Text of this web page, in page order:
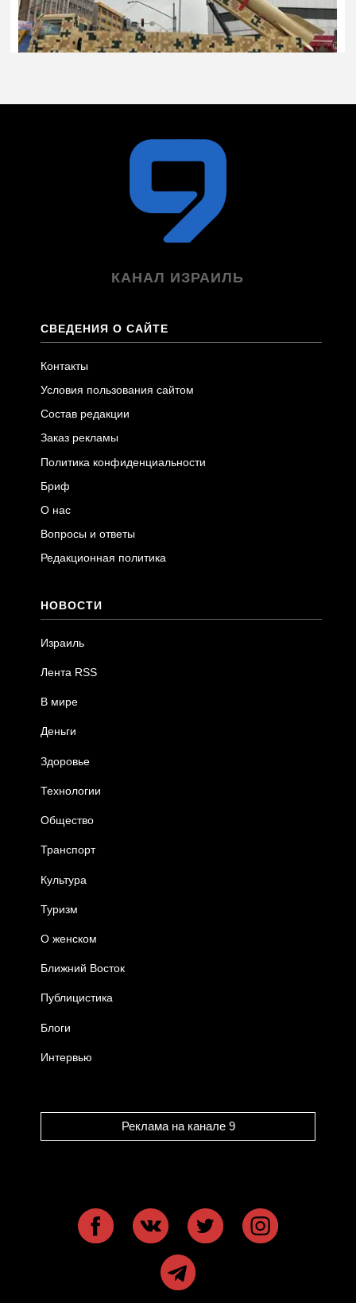
КАНАЛ ИЗРАИЛЬ
СВЕДЕНИЯ О САЙТЕ
Контакты
Условия пользования сайтом
Состав редакции
Заказ рекламы
Политика конфиденциальности
Бриф
О нас
Вопросы и ответы
Редакционная политика
НОВОСТИ
Израиль
Лента RSS
В мире
Деньги
Здоровье
Технологии
Общество
Транспорт
Культура
Туризм
О женском
Ближний Восток
Публицистика
Блоги
Интервью
Реклама на канале 9